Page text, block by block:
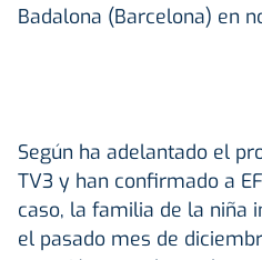
Badalona (Barcelona) en
Según ha adelantado el
TV3 y han confirmado a
caso, la familia de la niña
el pasado mes de